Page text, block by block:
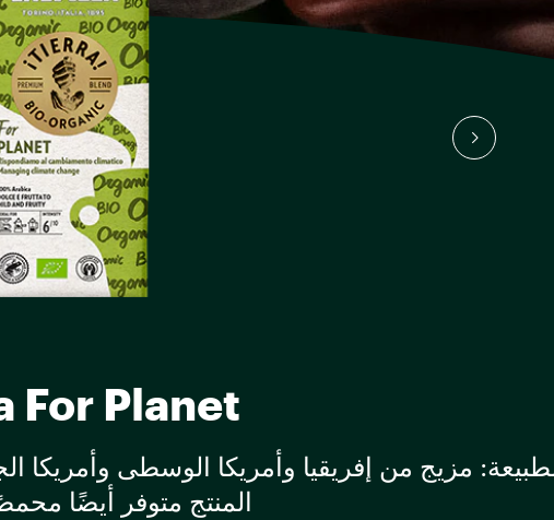
For Planet
مزيج من إفريقيا وأمريكا الوسطى وأمريكا
المنتج متوفر أيضًا